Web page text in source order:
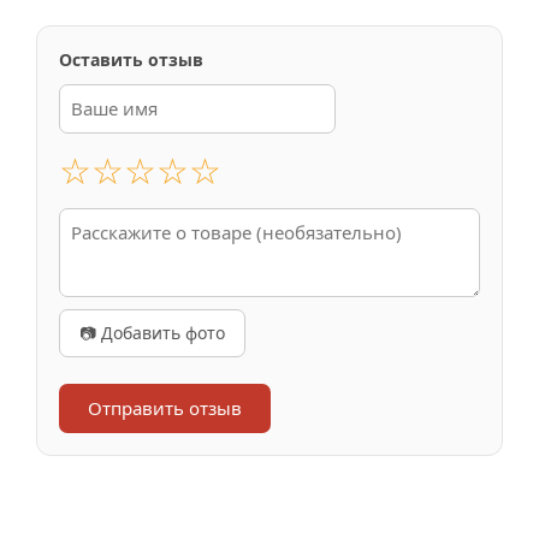
Оставить отзыв
☆☆☆☆☆
📷 Добавить фото
Отправить отзыв